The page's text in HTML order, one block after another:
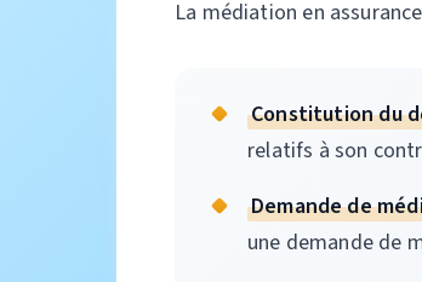
La médiation en
Constitution du
relatifs à son
Demande de
une demande de